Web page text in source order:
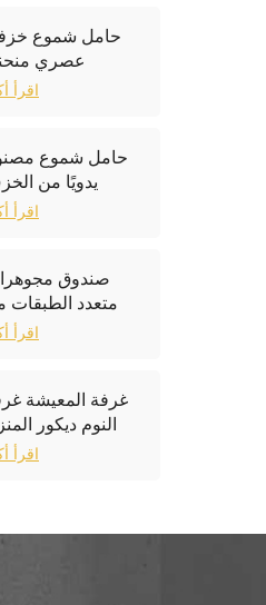
حامل شموع
عصري
اقرأ
حامل شموع
يدويًا من
اقرأ
صندوق
متعدد الطبقات
خشباقرأ
غرفة المعيشة
النوم ديكور
إطار الصورةاقرأ